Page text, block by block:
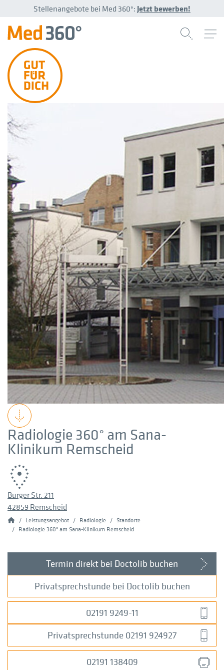
Stellenangebote bei Med 360°: Jetzt bewerben!
Radiologie 360° am Sana-
Klinikum Remscheid
Burger Str. 211
42859 Remscheid
HomeLeistungsangebot Radiologie
Standorte
Radiologie 360° am Sana-Klinikum Remscheid
Termin direkt bei Doctolib buchen
Privatsprechstunde bei Doctolib buchen
02191 9249-11
Privatsprechstunde 02191 924927
02191 138409